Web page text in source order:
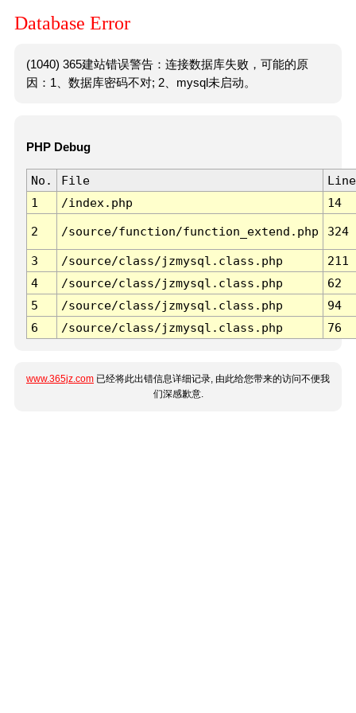
Database Error
(1040) 365建站错误警告：连接数据库失败，可能的原
因：1、数据库密码不对; 2、mysql未启动。
PHP Debug
No. File
Line
1
/index.php 14
2 /source/function/function_extend.php 324
3 /source/class/jzmysql.class.php
211
4
/source/class/jzmysql.class.php
62
5
/source/class/jzmysql.class.php
94
6
/source/class/jzmysql.class.php 76
www.365jz.com 已经将此出错信息详细记录, 由此给您带来的访问不便我
们深感歉意.